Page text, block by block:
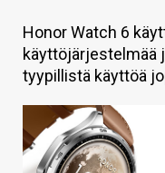
TIETOA
HINTA.FI
VAIHDA TEEMA
Honor Watch 6
käyttöjärjestelmää
tyypillistä käyttöä